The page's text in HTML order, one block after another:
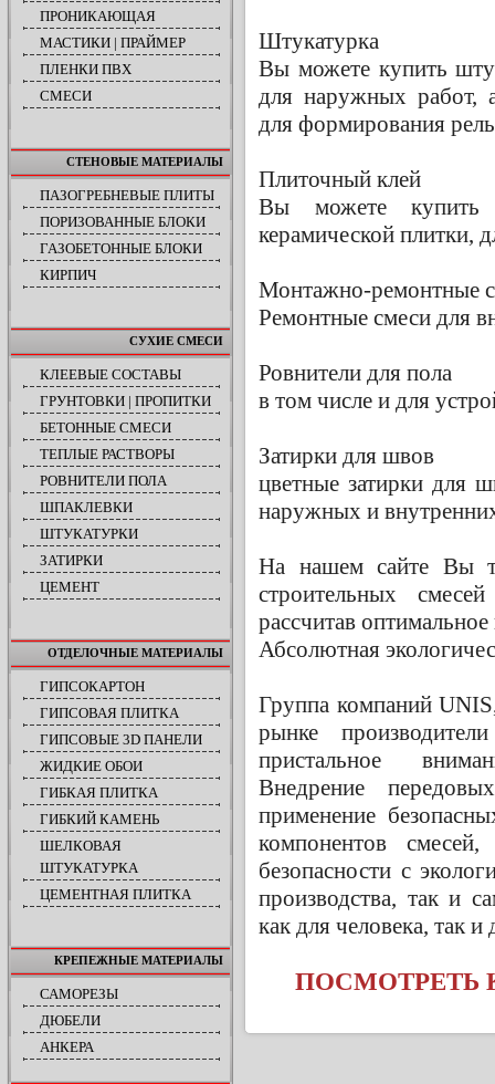
ПРОНИКАЮЩАЯ
МАСТИКИ | ПРАЙМЕР
ПЛЕНКИ ПВХ
СМЕСИ
СТЕНОВЫЕ МАТЕРИАЛЫ
ПАЗОГРЕБНЕВЫЕ ПЛИТЫ
ПОРИЗОВАННЫЕ БЛОКИ
ГАЗОБЕТОННЫЕ БЛОКИ
КИРПИЧ
СУХИЕ СМЕСИ
КЛЕЕВЫЕ СОСТАВЫ
ГРУНТОВКИ | ПРОПИТКИ
БЕТОННЫЕ СМЕСИ
ТЕПЛЫЕ РАСТВОРЫ
РОВНИТЕЛИ ПОЛА
ШПАКЛЕВКИ
ШТУКАТУРКИ
ЗАТИРКИ
ЦЕМЕНТ
ОТДЕЛОЧНЫЕ МАТЕРИАЛЫ
ГИПСОКАРТОН
ГИПСОВАЯ ПЛИТКА
ГИПСОВЫЕ 3D ПАНЕЛИ
ЖИДКИЕ ОБОИ
ГИБКАЯ ПЛИТКА
ГИБКИЙ КАМЕНЬ
ШЕЛКОВАЯ
ШТУКАТУРКА
ЦЕМЕНТНАЯ ПЛИТКА
КРЕПЕЖНЫЕ МАТЕРИАЛЫ
САМОРЕЗЫ
ДЮБЕЛИ
АНКЕРА
Штукатурка
Вы можете купить
для наружных работ,
для формирования
Плиточный клей
Вы можете купить
керамической плитки,
Монтажно-ремонтные
Ремонтные смеси для
Ровнители для пола
в том числе и для
Затирки для швов
цветные затирки для
наружных и
На нашем сайте Вы
строительных
рассчитав
Абсолютная
Группа компаний
рынке
пристальное
Внедрение
применение
компонентов
безопасности с
производства, так и
как для человека, так
ПОСМОТРЕТЬ